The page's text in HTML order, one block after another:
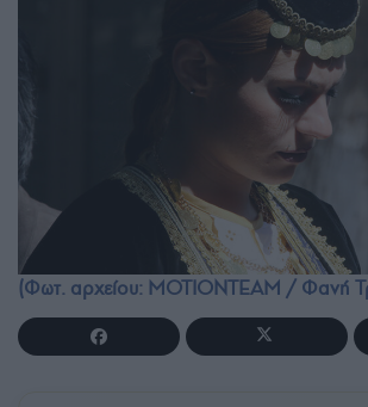
(Φωτ. αρχείου: MOTIONTEAM / Φανή